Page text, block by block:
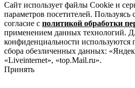
Сайт использует файлы Cookie и
параметров посетителей.
согласие с политикой обработки
применением данных технологий.
конфиденциальности используются
сбора обезличенных данных:
«Liveinternet», «top.Mail.ru».
Принять